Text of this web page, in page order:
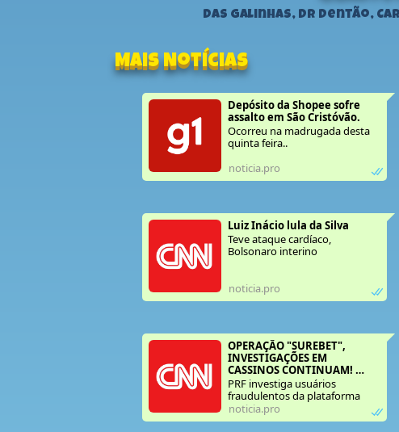
Das Galinhas, Dr Dentão,
Mais Notícias
Depósito da Shopee sofre
assalto em São Cristóvão.
Ocorreu na madrugada desta
quinta feira..
noticia.pro
Teve ataque cardíaco,
Bolsonaro interino
noticia.pro
OPERAÇÃO "SUREBET",
INVESTIGAÇÕES EM
CASSINOS CONTINUAM!
ENTENDA:
PRF investiga usuários
fraudulentos da plataforma
BETESPORTE. Mais de 137.000
(mil) pessoas já foram
noticia.pro